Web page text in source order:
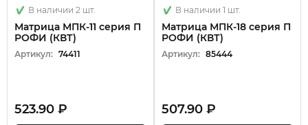
В наличии 2 шт.
Матрица МПК-11 серия П
РОФИ (КВТ)
Артикул: 74411
523.90 ₽
В наличии 1 шт.
Матрица МПК-18 серия П
РОФИ (КВТ)
Артикул: 85444
507.90 ₽